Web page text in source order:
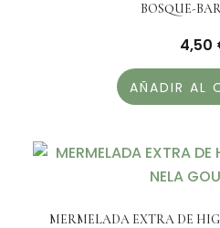
BOSQUE-
4,50
AÑADIR AL
MERMELADA EXTRA DE